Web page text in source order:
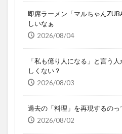
即席ラーメン「マルちゃん
しいなぁ
2026/08/04
「私も億り人になる」と言う
しくない？
2026/08/03
過去の「料理」を再現するのっ
2026/08/02